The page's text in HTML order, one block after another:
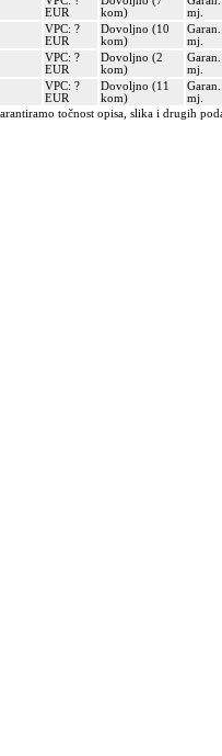
EUR
kom)
mj.
VPC: ?
EUR
Dovoljno (10
kom)
mj.
VPC: ?
EUR
Dovoljno (2
kom)
mj.
VPC: ?
EUR
Dovoljno (11
kom)
mj.
točnost opisa, slika i drugih